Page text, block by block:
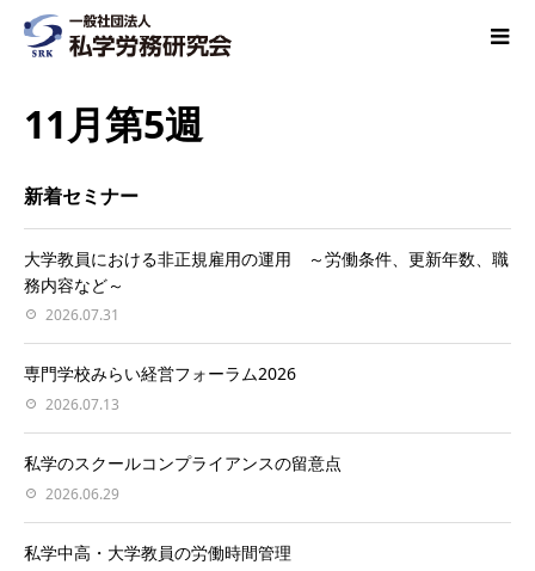
11月第5週
新着セミナー
大学教員における非正規雇用の運用 ～労働条件、更新年数、職
務内容など～
2026.07.31
専門学校みらい経営フォーラム2026
2026.07.13
私学のスクールコンプライアンスの留意点
2026.06.29
私学中高・大学教員の労働時間管理